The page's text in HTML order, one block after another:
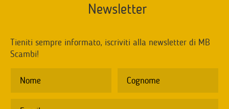
Newsletter
Tieniti sempre informato, iscriviti alla newsletter di MB
Scambi!